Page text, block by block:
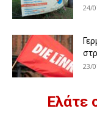
24/
23/
Ελάτε